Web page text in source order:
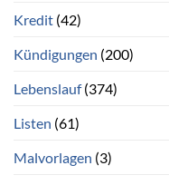
Kredit (42)
Kündigungen (200)
Lebenslauf(374)
Listen (61)
Malvorlagen (3)